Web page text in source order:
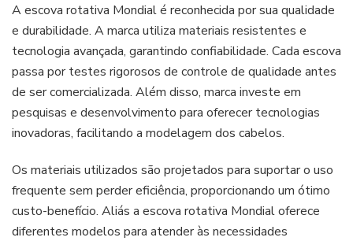
A escova rotativa Mondial é reconhecida por sua qualidade
e durabilidade. A marca utiliza materiais resistentes e
tecnologia avançada, garantindo confiabilidade. Cada escova
passa por testes rigorosos de controle de qualidade antes
de ser comercializada. Além disso, marca investe em
pesquisas e desenvolvimento para oferecer tecnologias
inovadoras, facilitando a modelagem dos cabelos.
Os materiais utilizados são projetados para suportar o uso
frequente sem perder eficiência, proporcionando um ótimo
custo-benefício. Aliás a escova rotativa Mondial oferece
diferentes modelos para atender às necessidades